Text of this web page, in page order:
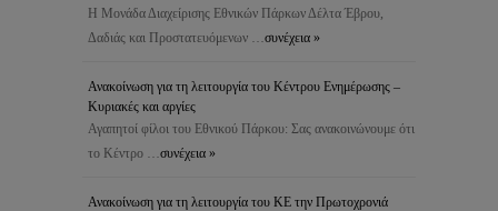
Η Μονάδα Διαχείρισης Εθνικών Πάρκων Δέλτα Έβρου,
Δαδιάς και Προστατευόμενων …συνέχεια »
Ανακοίνωση για τη λειτουργία του Κέντρου Ενημέρωσης –
Κυριακές και αργίες
Αγαπητοί φίλοι του Εθνικού Πάρκου: Σας ανακοινώνουμε ότι
το Κέντρο …συνέχεια »
Ανακοίνωση για τη λειτουργία του ΚΕ την Πρωτοχρονιά